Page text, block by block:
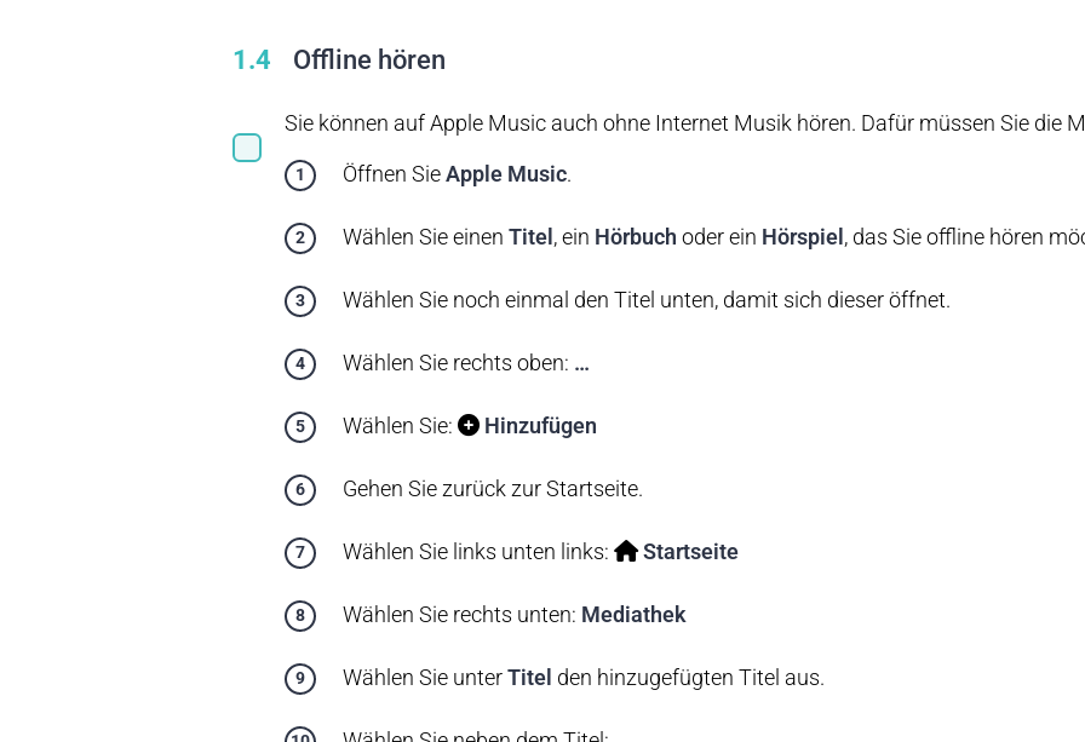
1.4 Offline hören
Sie können auf Apple Music auch ohne Internet Musik hören. Dafür müssen Sie die
Öffnen SieApple Music.
Wählen Sie einen Titel , ein Hörbuch oder ein Hörspiel , das Sie offline hören
Wählen Sie noch einmal den Titel unten, damit sich dieser öffnet.
Wählen Sie rechts oben: …
Wählen Sie: Hinzufügen
Gehen Sie zurück zur Startseite.
Wählen Sie links unten links: Startseite
Wählen Sie rechts unten: Mediathek
Wählen Sie unterTitel den hinzugefügten Titel aus.